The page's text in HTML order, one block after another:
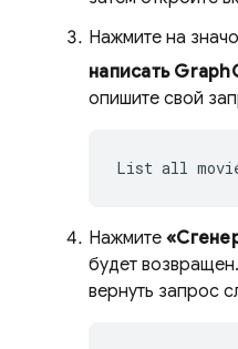
Нажмите на
написать
опишите свой
List all
Нажмите
будет
вернуть запрос